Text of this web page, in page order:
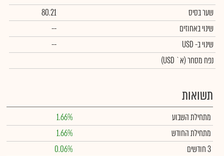
שער בסיס
80.21
שינוי באחוזים
--
שינויב- USD
--
נפח מסחר(א` USD)
תשואות
מתחילת השבוע
1.66%
מתחילת החודש
1.66%
3 חודשים
0.06%